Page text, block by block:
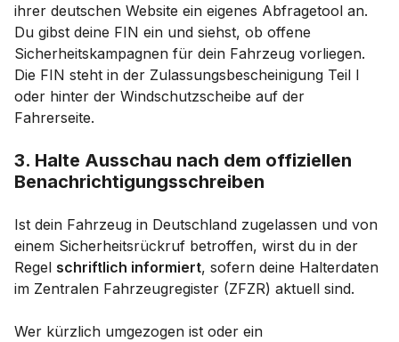
ihrer deutschen Website ein eigenes Abfragetool an.
Du gibst deine FIN ein und siehst, ob offene
Sicherheitskampagnen für dein Fahrzeug vorliegen.
Die FIN steht in der Zulassungsbescheinigung Teil I
oder hinter der Windschutzscheibe auf der
Fahrerseite.
3. Halte Ausschau nach dem offiziellen
Benachrichtigungsschreiben
Ist dein Fahrzeug in Deutschland zugelassen und von
einem Sicherheitsrückruf betroffen, wirst du in der
Regel schriftlich informiert, sofern deine Halterdaten
im Zentralen Fahrzeugregister (ZFZR) aktuell sind.
Wer kürzlich umgezogen ist oder ein